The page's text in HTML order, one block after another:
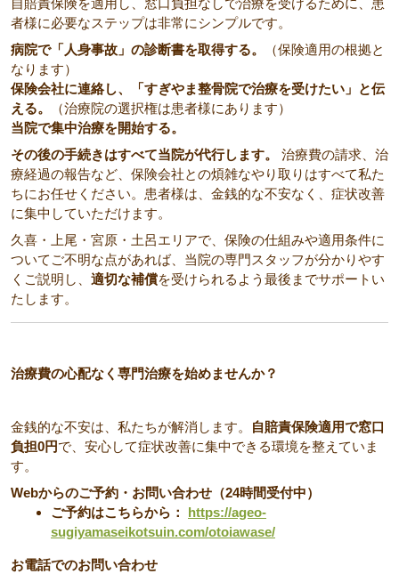
自賠責保険を適用し、窓口負担なしで治療を受けるために、患
者様に必要なステップは非常にシンプルです。
病院で「人身事故」の診断書を取得する。
（保険適用の根拠と
なります）
保険会社に連絡し、「すぎやま整骨院で治療を受けたい」と伝
える。
（治療院の選択権は患者様にあります）
当院で集中治療を開始する。
その後の手続きはすべて当院が代行します。
治療費の請求、治
療経過の報告など、保険会社との煩雑なやり取りはすべて私た
ちにお任せください。患者様は、金銭的な不安なく、症状改善
に集中していただけます。
久喜・上尾・宮原・土呂エリアで、保険の仕組みや適用条件に
ついてご不明な点があれば、当院の専門スタッフが分かりやす
くご説明し、 適切な補償を受けられるよう最後までサポートい
たします。
治療費の心配なく専門治療を始めませんか？
金銭的な不安は、私たちが解消します。
自賠責保険適用で窓口
負担0円で、安心して症状改善に集中できる環境を整えていま
す。
Webからのご予約・お問い合わせ（24時間受付中）
ご予約はこちらから： https://ageo-
sugiyamaseikotsuin.com/otoiawase/
お電話でのお問い合わせ